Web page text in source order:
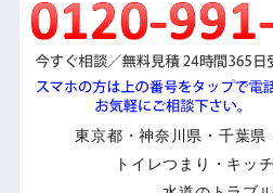
東京都・神奈川県・千葉県
トイレつまり・キッ